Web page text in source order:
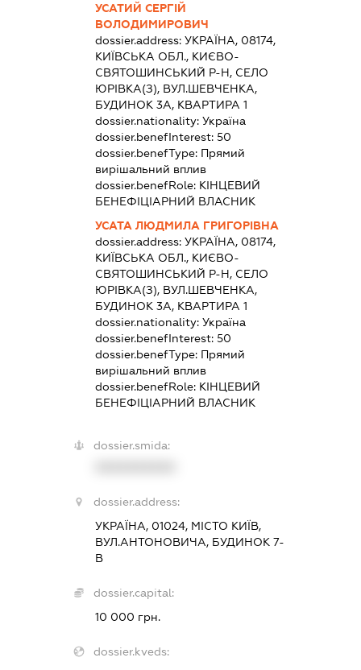
УСАТИЙ СЕРГІЙ
ВОЛОДИМИРОВИЧ
dossier.address: УКРАЇНА, 08174,
КИЇВСЬКА ОБЛ., КИЄВО-
СВЯТОШИНСЬКИЙ Р-Н, СЕЛО
ЮРІВКА(З), ВУЛ.ШЕВЧЕНКА,
БУДИНОК 3А, КВАРТИРА 1
dossier.nationality: Україна
dossier.benefInterest: 50
dossier.benefType: Прямий
вирішальний вплив
dossier.benefRole: КІНЦЕВИЙ
БЕНЕФІЦІАРНИЙ ВЛАСНИК
УСАТА ЛЮДМИЛА ГРИГОРІВНА
dossier.address: УКРАЇНА, 08174,
КИЇВСЬКА ОБЛ., КИЄВО-
СВЯТОШИНСЬКИЙ Р-Н, СЕЛО
ЮРІВКА(З), ВУЛ.ШЕВЧЕНКА,
БУДИНОК 3А, КВАРТИРА 1
dossier.nationality: Україна
dossier.benefInterest: 50
dossier.benefType: Прямий
вирішальний вплив
dossier.benefRole: КІНЦЕВИЙ
БЕНЕФІЦІАРНИЙ ВЛАСНИК
dossier.smida:
dossier.address:
УКРАЇНА, 01024, МІСТО КИЇВ,
ВУЛ.АНТОНОВИЧА, БУДИНОК 7-
В
dossier.capital:
10 000 грн.
dossier.kveds: